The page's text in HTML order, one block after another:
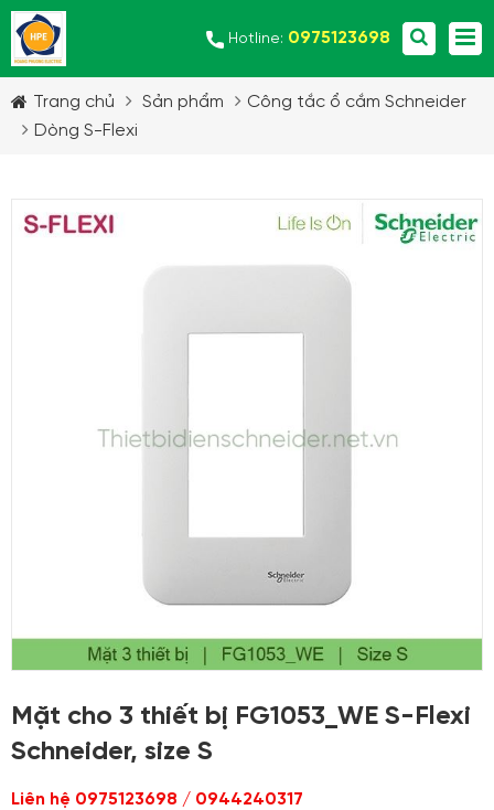
Hotline: 0975123698
Trang chủ Sản phẩm
Công tắc ổ cắm Schneider
Dòng S-Flexi
Mặt cho 3 thiết bị FG1053_WE S-Flexi
Schneider, size S
Liên hệ 0975123698 / 0944240317